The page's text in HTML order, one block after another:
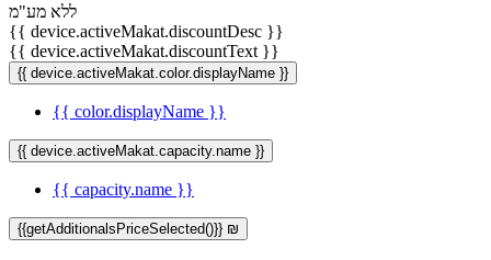
ללא מע"מ
{{ device.activeMakat.discountDesc }}
{{ device.activeMakat.discountText }}
{{ device.activeMakat.color.displayName }}
{{ color.displayName }}
{{ device.activeMakat.capacity.name }}
{{ capacity.name }}
{{getAdditionalsPriceSelected()}} ₪